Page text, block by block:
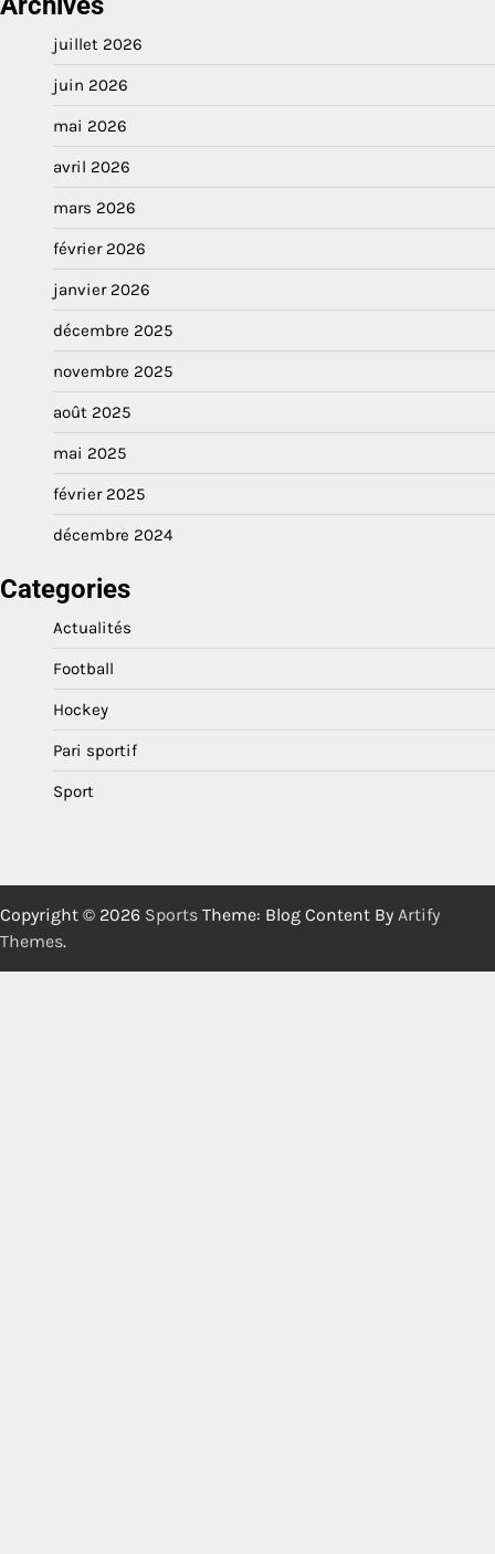
juillet 2026
juin 2026
mai 2026
avril 2026
mars 2026
février 2026
janvier 2026
décembre 2025
novembre 2025
août 2025
mai 2025
février 2025
décembre 2024
Categories
Actualités
Football
Hockey
Pari sportif
Sport
Copyright © 2026 Sports Theme: Blog Content By Artify
Themes.